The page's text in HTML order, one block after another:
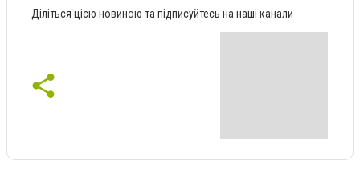
Діліться цією новиною та підписуйтесь на наші канали